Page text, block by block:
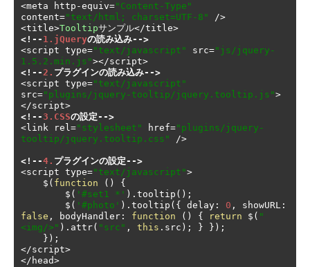
<meta http -equiv="Content-Type"
content="text/html; charset=UTF-8"
/>
<title>Tooltipサンプル</title>
<!-- 1.jQueryの読み込み-->
<script type="text/javascript" src="js/jquery-
1.5.2.min.js"></script>
<!--2. プラグインの読み込み-->
<script type="text/javascript"
src="plugins/jquery-tooltip/jquery.tooltip.js">
</script>
<!--3.CSSの設定-->
< link rel="stylesheet" href="plugins/jquery-
tooltip/jquery.tooltip.css"
/>
<!--4. プラグインの設定-->
<script type="text/javascript">
    $
( function ()
{
        $
( '#set1 *' ). tooltip ();
        $
( '#photo' ). tooltip ({ delay : 0 , showURL :
false , bodyHandler : function () { return $ ( "
<img/>" ). attr( "src" , this . src ); }
});
});
</script>
</ head>